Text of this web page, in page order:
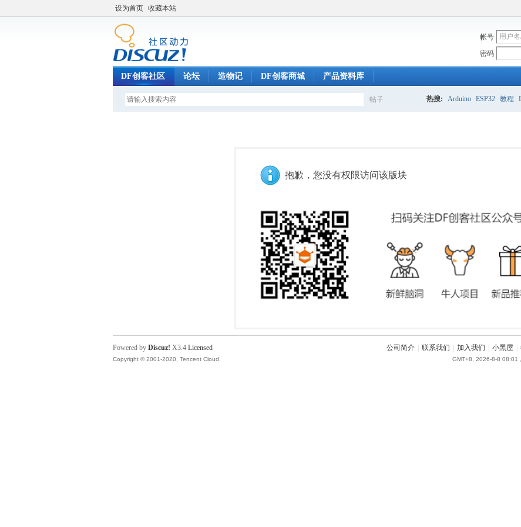
设为首页 收藏本站
帐号
密码
DF创客社区 论坛 造物记 DF创客商城 产品资料库
帖子 热搜: Arduino ESP32 教程
抱歉，您没有权限访问该版块
公司简介 联系我们 加入我们 小黑屋
GMT+8, 2026-8-8 08:01
Powered by Discuz! X3.4 Licensed
Copyright © 2001-2020, Tencent Cloud.